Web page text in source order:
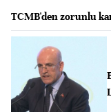
TCMB'den zorunlu